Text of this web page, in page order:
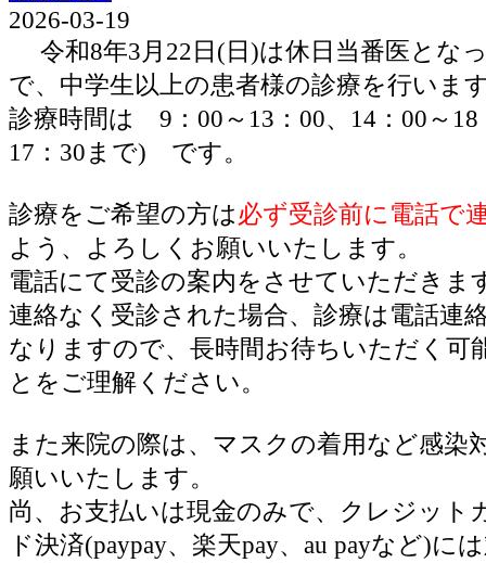
2026-03-19
令和8年3月22日(日)は休日当番医とな
で、中学生以上の患者様の診療を行いま
診療時間は 9：00～13：00、14：00～
17：30まで) です。
診療をご希望の方は必ず受診前に電話で
よう、よろしくお願いいたします。
電話にて受診の案内をさせていただきま
連絡なく受診された場合、診療は電話連
なりますので、長時間お待ちいただく可
とをご理解ください。
また来院の際は、マスクの着用など感染
願いいたします。
尚、お支払いは現金のみで、クレジット
ド決済(paypay、楽天pay、au payなど)に